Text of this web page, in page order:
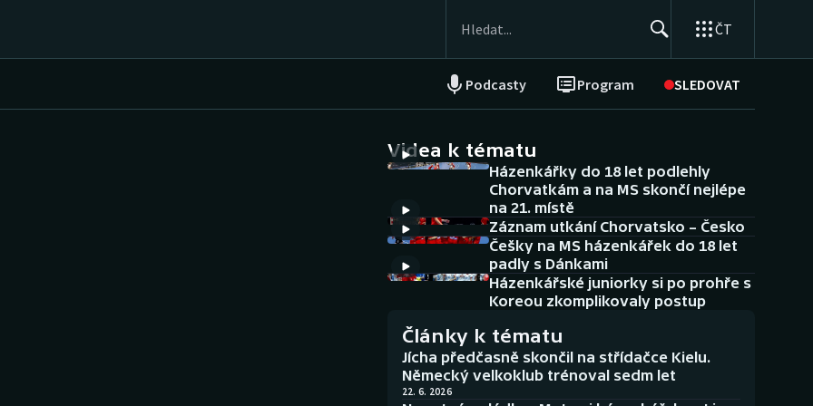
ČT
Podcasty Program SLEDOVAT
NEPŘEHLÉDNĚTE
Historické návraty
Aplikace ČT sport
AZ kvíz
Videa k tématu
Házenkářky do 18 let podlehly
Chorvatkám a na MS skončí nejlépe
na 21. místě
Záznam utkání Chorvatsko – Česko
Češky na MS házenkářek do 18 let
padly s Dánkami
Házenkářské juniorky si po prohře s
Koreou zkomplikovaly postup
Články k tématu
Jícha předčasně skončil na střídačce Kielu.
Německý velkoklub trénoval sedm let
22. 6. 2026